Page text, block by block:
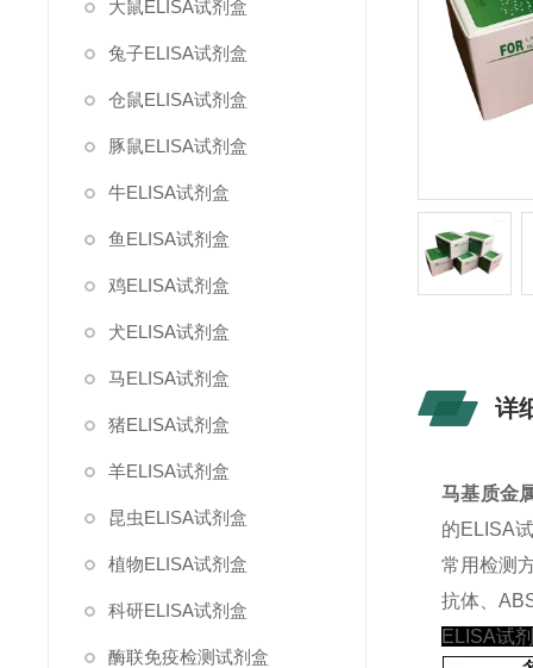
大鼠ELISA试剂盒
兔子ELISA试剂盒
仓鼠ELISA试剂盒
豚鼠ELISA试剂盒
牛ELISA试剂盒
鱼ELISA试剂盒
鸡ELISA试剂盒
犬ELISA试剂盒
马ELISA试剂盒
猪ELISA试剂盒
羊ELISA试剂盒
昆虫ELISA试剂盒
植物ELISA试剂盒
科研ELISA试剂盒
酶联免疫检测试剂盒
详
马基质金
的ELISA
常用检测
抗体、
ELISA试